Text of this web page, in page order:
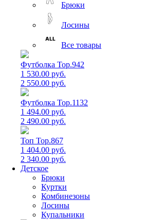
Брюки
Лосины
Все товары
Футболка Top.942
1 530.00 руб.
2 550.00 руб.
Футболка Top.1132
1 494.00 руб.
2 490.00 руб.
Топ Top.867
1 404.00 руб.
2 340.00 руб.
Детское
Брюки
Куртки
Комбинезоны
Лосины
Купальники